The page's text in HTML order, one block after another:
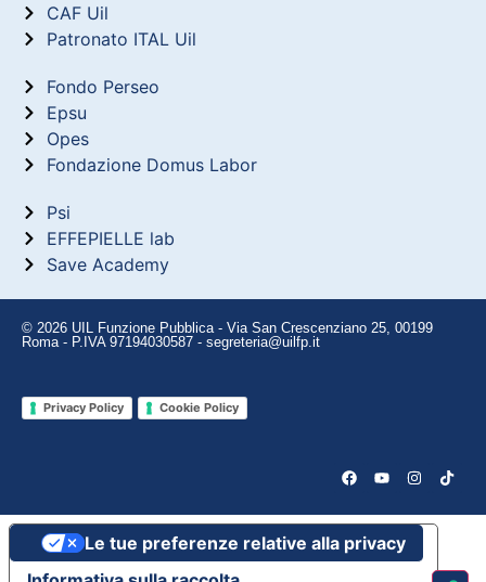
CAF Uil
Patronato ITAL Uil
Fondo Perseo
Epsu
Opes
Fondazione Domus Labor
Psi
EFFEPIELLE lab
Save Academy
© 2026 UIL Funzione Pubblica - Via San Crescenziano 25, 00199
Roma - P.IVA 97194030587 - segreteria@uilfp.it
Privacy Policy Cookie Policy
Le tue preferenze relative alla privacy